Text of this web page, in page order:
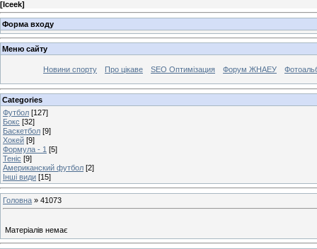
[Iceek]
Форма входу
Меню сайту
Новини спорту Про цікаве SEO Оптимізация Форум ЖНАЕУ
Categories
Футбол [127]
Бокс [32]
Баскетбол [9]
Хокей [9]
Формула - 1 [5]
Теніс [9]
Американский футбол [2]
Інші види [15]
Головна » 41073
Матеріалів немає